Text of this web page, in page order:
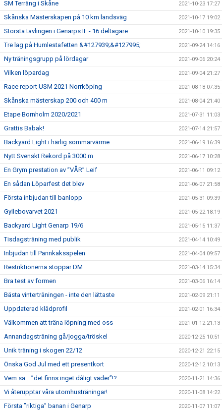
SM Terräng i Skåne 2021-10-23 17:27
Skånska Mästerskapen på 10 km landsväg 2021-10-17 19:02
Största tävlingen i Genarps IF - 16 deltagare 2021-10-10 19:35
Tre lag på Humlestafetten &#127939;&#127995; 2021-09-24 14:16
Ny träningsgrupp på lördagar 2021-09-06 20:24
Vilken löpardag 2021-09-04 21:27
Race report USM 2021 Norrköping 2021-08-18 07:35
Skånska mästerskap 200 och 400 m 2021-08-04 21:40
Etape Bornholm 2020/2021 2021-07-31 11:03
Grattis Babak! 2021-07-14 21:57
Backyard Light i härlig sommarvärme 2021-06-19 16:39
Nytt Svenskt Rekord på 3000 m 2021-06-17 10:28
En Grym prestation av ”VÅR” Leif 2021-06-11 09:12
En sådan Löparfest det blev 2021-06-07 21:58
Första inbjudan till banlopp 2021-05-31 09:39
Gyllebovarvet 2021 2021-05-22 18:19
Backyard Light Genarp 19/6 2021-05-15 11:37
Tisdagsträning med publik 2021-04-14 10:49
Inbjudan till Pannkaksspelen 2021-04-04 09:57
Restriktionerna stoppar DM 2021-03-14 15:34
Bra test av formen 2021-03-06 16:14
Bästa vinterträningen - inte den lättaste 2021-02-09 21:11
Uppdaterad klädprofil 2021-02-01 16:34
Välkommen att träna löpning med oss 2021-01-12 21:13
Annandagsträning gå/jogga/tröskel 2020-12-25 10:51
Unik träning i skogen 22/12 2020-12-21 22:15
Önska God Jul med ett presentkort 2020-12-12 10:13
Vem sa... ”det finns inget dåligt väder”!? 2020-11-21 14:36
Vi återupptar våra utomhusträningar! 2020-11-08 14:22
Första ”riktiga” banan i Genarp 2020-11-07 11:07